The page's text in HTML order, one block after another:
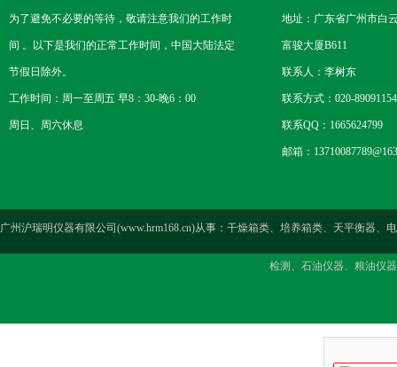
为了避免不必要的等待，敬请注意我们的工作时
间 。以下是我们的正常工作时间，中国大陆法定
节假日除外。
工作时间：周一至周五 早8：30-晚6：00
周日、周六休息
地址：广东省广州市白
富骏大厦B611
联系人：李树东
联系方式：020-89091154
联系QQ：1665624799
邮箱：
广州沪瑞明仪器有限公司(www.hrm168.cn)从事：干燥箱类、培养箱类、天平衡器
检测、石油仪器、粮油仪